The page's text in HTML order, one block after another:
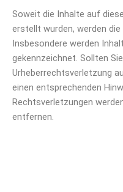
Soweit die Inhalte auf
erstellt wurden, werden
Insbesondere werden
gekennzeichnet. Sollten
Urheberrechtsverletzung
einen entsprechenden
Rechtsverletzungen
entfernen.